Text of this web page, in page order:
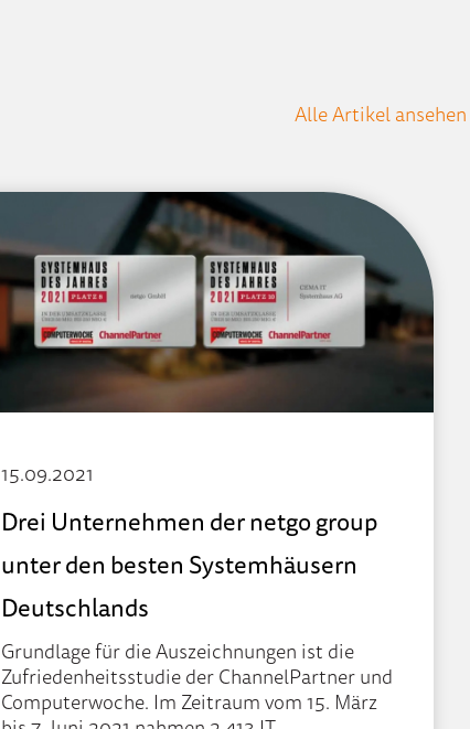
Alle Artikel ansehen
15.09.2021
Drei Unternehmen der netgo group
unter den besten Systemhäusern
Deutschlands
Grundlage für die Auszeichnungen ist die
Zufriedenheitsstudie der ChannelPartner und
Computerwoche. Im Zeitraum vom 15. März